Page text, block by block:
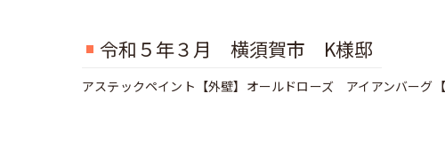
令和５年３月 横須賀市 K様邸
アステックペイント【外壁】オールドローズ アイアンバーグ